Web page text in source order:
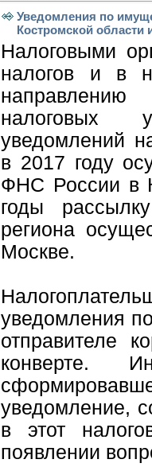
Уведомления по
Костромской области
Налоговыми
налогов и в
налоговых
уведомлений
в 2017 году
ФНС России в
годы
региона
Москве.
уведомления
отправителе
конверте.
уведомление,
в этот
появлении